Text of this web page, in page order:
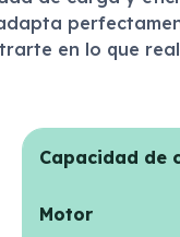
en lo que
Capacidad de
Motor